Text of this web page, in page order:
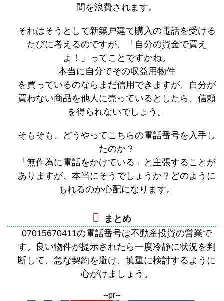
間を浪費されます。
それはそうとして新築戸建て購入の電話を受ける
たびに考えるのですが、「自分の資金で買え
よ！」ってことですかね。
本当に自分でその収益用物件
を買っているのならまだ信用できますが、自分が
買わない商品を他人に売っているとしたら、信頼
を得られないでしょう。
そもそも、どうやってこちらの電話番号を入手し
たのか？
「無作為に電話をかけている」と主張することが
ありますが、本当にそうでしょうか？どのように
もれるのか心配になります。
まとめ
07015670411の電話番号は不動産投資の営業で
す。良い物件が提示されたら一度冷静に状況を判
断して、急な契約を避け、慎重に検討するように
心がけましょう。
--pr--